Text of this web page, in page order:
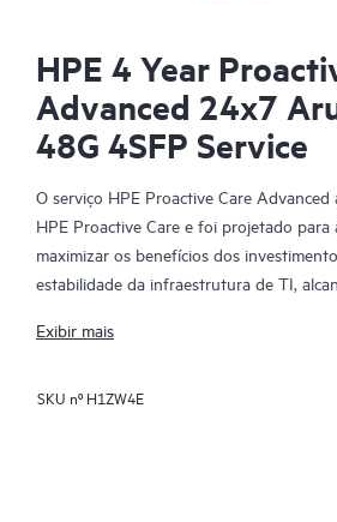
HPE 4 Year
Advanced 24x7
48G 4SFP Service
O serviço HPE Proactive Care Advanced
HPE Proactive Care e foi projetado para
maximizar os benefícios dos
estabilidade da infraestrutura de TI,
sua equipe de TI para outras tarefas
orientação técnica e operacional
Exibir mais
SKU nº H1ZW4E